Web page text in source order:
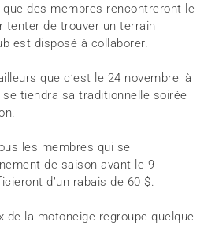
des membres rencontreront le
tenter de trouver un terrain
est disposé à collaborer.
que c’est le 24 novembre, à
tiendra sa traditionnelle soirée
les membres qui se
de saison avant le 9
d’un rabais de 60 $.
de la motoneige regroupe quelque